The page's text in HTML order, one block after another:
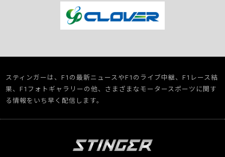
スティンガーは、F1の最新ニュースやF1のライブ中継、F1レース結
果、F1フォトギャラリーの他、さまざまなモータースポーツに関す
る情報をいち早く配信します。